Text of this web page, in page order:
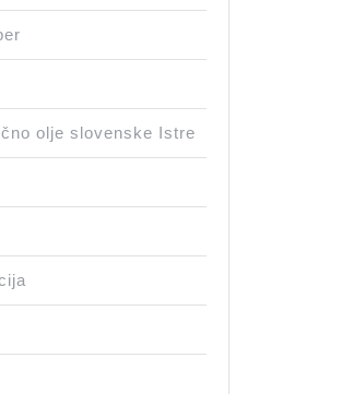
olje slovenske Istre